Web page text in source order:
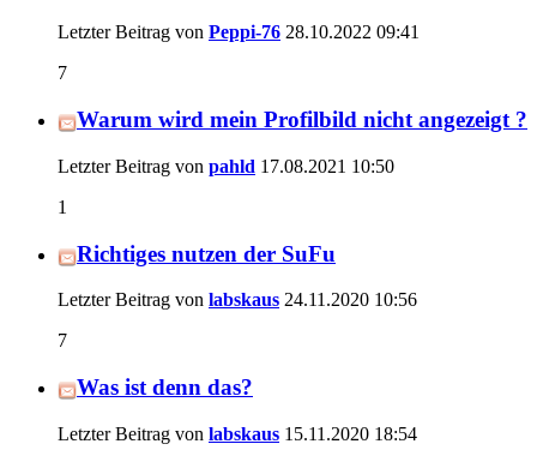
Letzter Beitrag von Peppi-76 28.10.2022 09:41
7
Warum wird mein Profilbild nicht angezeigt ?
Letzter Beitrag von pahld 17.08.2021 10:50
1
Richtiges nutzen der SuFu
Letzter Beitrag von labskaus 24.11.2020 10:56
7
Was ist denn das?
Letzter Beitrag von labskaus 15.11.2020 18:54